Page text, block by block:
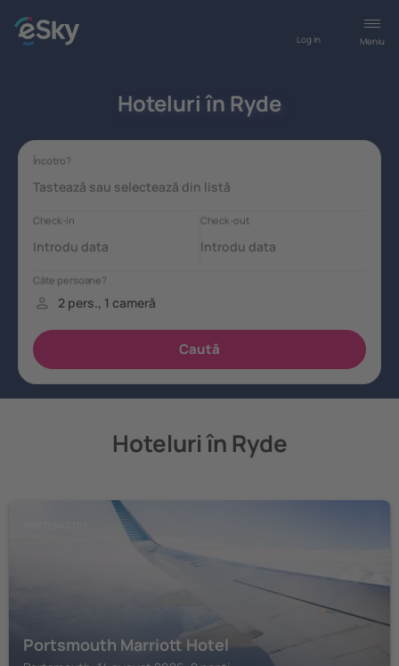
Meniu
Log in
Hoteluri în Ryde
Hoteluri în Ryde
Portsmouth Marriott Hotel